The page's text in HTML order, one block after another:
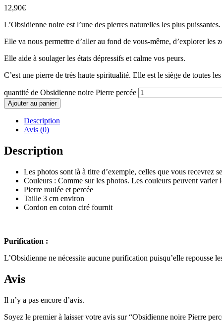
12,90€
L’Obsidienne noire est l’une des pierres naturelles les plus puissantes.
Elle va nous permettre d’aller au fond de vous-même, d’explorer les
Elle aide à soulager les états dépressifs et calme vos peurs.
C’est une pierre de très haute spiritualité. Elle est le siège de toutes
quantité de Obsidienne noire Pierre percée
Ajouter au panier
Description
Avis (0)
Description
Les photos sont là à titre d’exemple, celles que vous recevrez
Couleurs : Comme sur les photos. Les couleurs peuvent varier
Pierre roulée et percée
Taille 3 cm environ
Cordon en coton ciré fournit
Purification :
L’Obsidienne ne nécessite aucune purification puisqu’elle repousse
Avis
Il n’y a pas encore d’avis.
Soyez le premier à laisser votre avis sur “Obsidienne noire Pierre